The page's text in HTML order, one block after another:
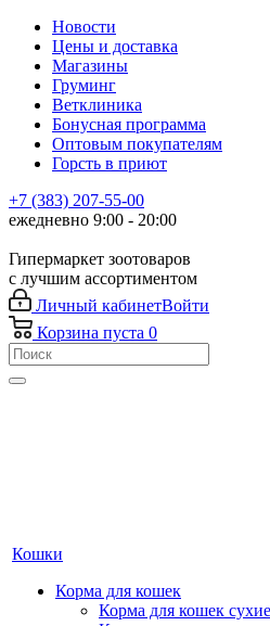
Новости
Цены и доставка
Магазины
Груминг
Ветклиника
Бонусная программа
Оптовым покупателям
Горсть в приют
+7 (383) 207-55-00
ежедневно 9:00 - 20:00
Гипермаркет зоотоваров
с лучшим ассортиментом
Личный кабинетВойти
Корзина пуста 0
Кошки
Корма для кошек
Корма для кошек сухие